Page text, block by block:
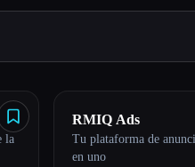
la
RMIQ Ads
Tu plataforma de
en uno